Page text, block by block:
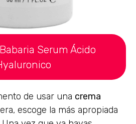
Serum Ácido
de usar una crema
escoge la más apropiada